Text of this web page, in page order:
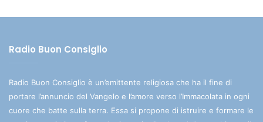
Radio Buon Consiglio
Radio Buon Consiglio è un’emittente religiosa che ha il fine di
portare l’annuncio del Vangelo e l’amore verso l’Immacolata in ogni
cuore che batte sulla terra. Essa si propone di istruire e formare le